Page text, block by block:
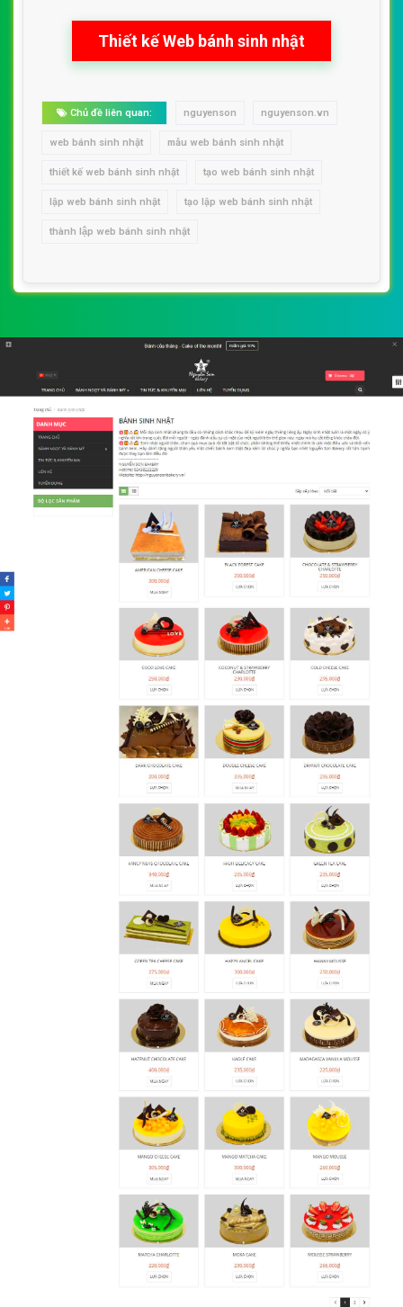
Thiết kế Web bánh sinh nhật
Chủ đề liên quan: nguyenson nguyenson.vn
web bánh sinh nhật mẫu web bánh sinh nhật
thiết kế web bánh sinh nhật tạo web bánh sinh nhật
lập web bánh sinh nhật tạo lập web bánh sinh nhật
thành lập web bánh sinh nhật